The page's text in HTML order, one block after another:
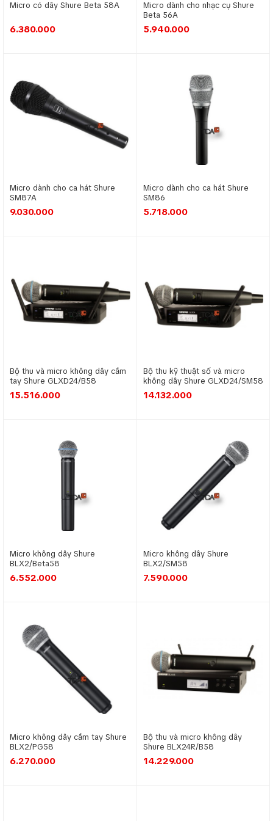
chuẩn quốc tế ISO-9002. TEV TM-700 là sự
lựa chọn hàng đầu cho âm thanh karaoke gia
Micro không dây AV SLX/V3
dành cho Karaoke, Hội trường, Sân khấu,
Giảng dạy. Có màn hình LCD hiển thị kênh,
tần số, và trạng thái và phạm vi thu phát lên
Bộ Micro không dây TEV TR 9100
Bộ Micro không dây TEV TR 9100 hai tay cầm
của hãng TEV - Taiwan cho phòng học lớp
học, sân chơi hội trường, được nhập khẩu bởi
Bộ Micro không dây TEV TR 8100
Micro có dây Shure Beta 58A
6.380.000
Micro dành cho nhạc cụ Shure
Beta 56A
5.940.000
Micro dành cho ca hát Shure
SM87A
9.030.000
Micro dành cho ca hát Shure
SM86
5.718.000
Bộ thu và micro không dây cầm
tay Shure GLXD24/B58
15.516.000
Bộ thu kỹ thuật số và micro
không dây Shure GLXD24/SM58
14.132.000
Micro không dây Shure
BLX2/Beta58
6.552.000
Micro không dây Shure
BLX2/SM58
7.590.000
Micro không dây cầm tay Shure
BLX2/PG58
6.270.000
Bộ thu và micro không dây
Shure BLX24R/B58
14.229.000